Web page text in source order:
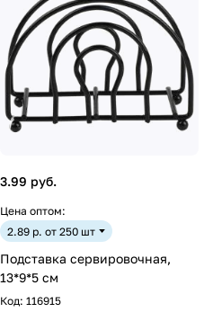
3.99 руб.
Цена оптом:
2.89 р. от 250 шт
Подставка сервировочная,
13*9*5 см
Код: 116915